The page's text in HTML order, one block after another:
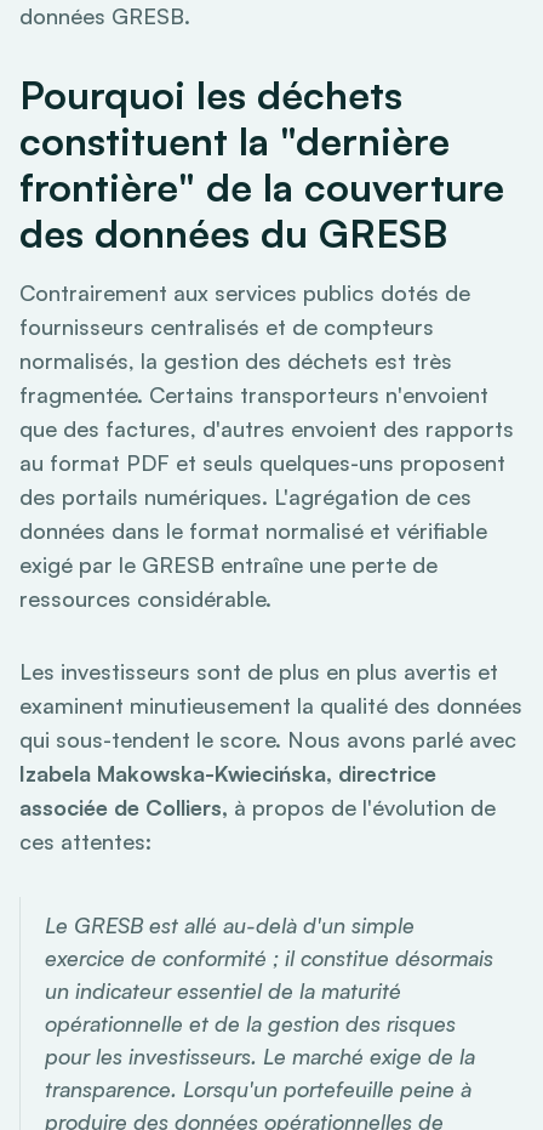
données GRESB.
Pourquoi les déchets
constituent la "dernière
frontière" de la couverture
des données du GRESB
Contrairement aux services publics dotés de
fournisseurs centralisés et de compteurs
normalisés, la gestion des déchets est très
fragmentée. Certains transporteurs n'envoient
que des factures, d'autres envoient des rapports
au format PDF et seuls quelques-uns proposent
des portails numériques. L'agrégation de ces
données dans le format normalisé et vérifiable
exigé par le GRESB entraîne une perte de
ressources considérable.
Les investisseurs sont de plus en plus avertis et
examinent minutieusement la qualité des données
qui sous-tendent le score. Nous avons parlé avec
Izabela Makowska-Kwiecińska, directrice
associée de Colliers, à propos de l'évolution de
ces attentes:
Le GRESB est allé au-delà d'un simple
exercice de conformité ; il constitue désormais
un indicateur essentiel de la maturité
opérationnelle et de la gestion des risques
pour les investisseurs. Le marché exige de la
transparence. Lorsqu'un portefeuille peine à
produire des données opérationnelles de